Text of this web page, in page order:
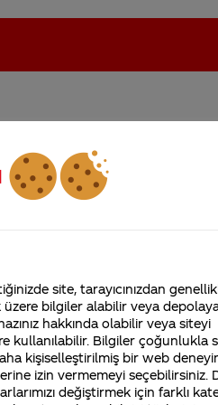
Coca-Cola’yı kim buldu?
anında size özel
Coca-Cola Şirketi
merak ettikleriniz.
Fabrikalarımız,
sertifikalarımız, faaliyet
gösterdiğimiz ülkeler,
tarihçemiz ve daha
site, tarayıcınızdan
bilgiler alabilir veya
hakkında olabilir veya siteyi
kullanılabilir. Bilgiler çoğunlukla
kişiselleştirilmiş bir web
izin vermemeyi seçebilirsiniz.
değiştirmek için farklı